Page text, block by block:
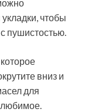
чтобы
пушистостью.
вниз и
для
любимое.